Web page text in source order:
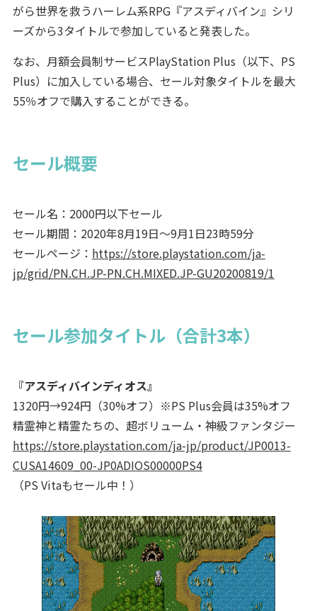
がら世界を救うハーレム系RPG『アスディバイン』シリ
ーズから3タイトルで参加していると発表した。
なお、月額会員制サービスPlayStation Plus（以下、PS
Plus）に加入している場合、セール対象タイトルを最大
55％オフで購入することができる。
セール概要
セール名：2000円以下セール
セール期間：2020年8月19日～9月1日23時59分
セールページ： https://store.playstation.com/ja-
jp/grid/PN.CH.JP-PN.CH.MIXED.JP-GU20200819/1
セール参加タイトル（合計3本）
『アスディバインディオス』
1320円→924円（30%オフ）※PS Plus会員は35%オフ
精霊神と精霊たちの、超ボリューム・神級ファンタジー
https://store.playstation.com/ja-jp/product/JP0013-
CUSA14609_00-JP0ADIOS00000PS4
（PS Vitaもセール中！）